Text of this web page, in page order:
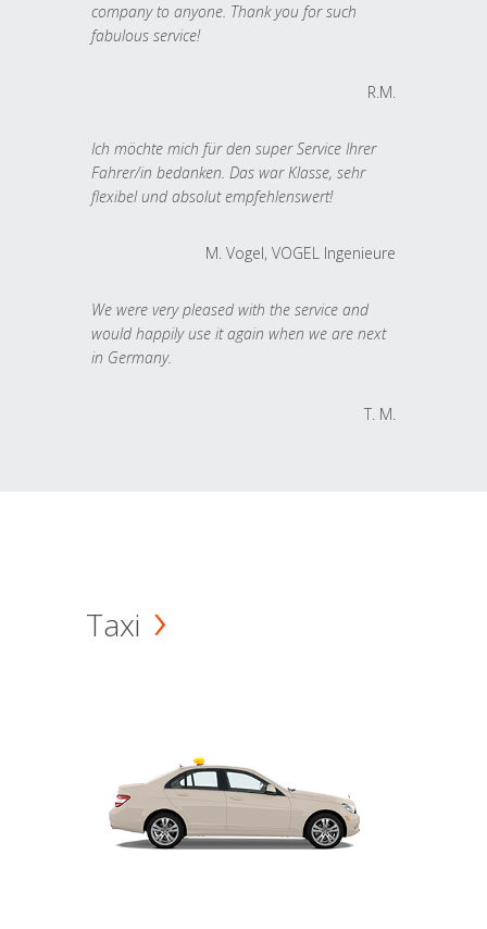
company to anyone. Thank you for such
fabulous service!
R.M.
Ich möchte mich für den super Service Ihrer
Fahrer/in bedanken. Das war Klasse, sehr
flexibel und absolut empfehlenswert!
M. Vogel, VOGEL Ingenieure
We were very pleased with the service and
would happily use it again when we are next
in Germany.
T. M.
Taxi